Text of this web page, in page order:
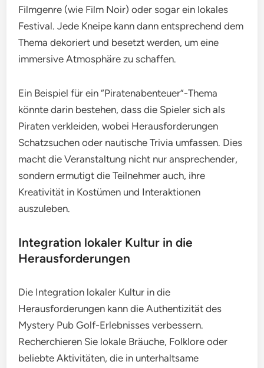
Filmgenre (wie Film Noir) oder sogar ein lokales
Festival. Jede Kneipe kann dann entsprechend dem
Thema dekoriert und besetzt werden, um eine
immersive Atmosphäre zu schaffen.
Ein Beispiel für ein “Piratenabenteuer”-Thema
könnte darin bestehen, dass die Spieler sich als
Piraten verkleiden, wobei Herausforderungen
Schatzsuchen oder nautische Trivia umfassen. Dies
macht die Veranstaltung nicht nur ansprechender,
sondern ermutigt die Teilnehmer auch, ihre
Kreativität in Kostümen und Interaktionen
auszuleben.
Integration lokaler Kultur in die
Herausforderungen
Die Integration lokaler Kultur in die
Herausforderungen kann die Authentizität des
Mystery Pub Golf-Erlebnisses verbessern.
Recherchieren Sie lokale Bräuche, Folklore oder
beliebte Aktivitäten, die in unterhaltsame